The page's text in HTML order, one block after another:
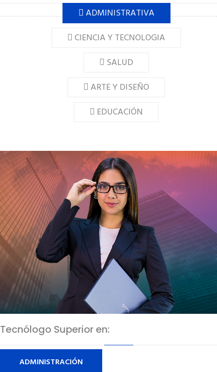
ADMINISTRATIVA
CIENCIA Y TECNOLOGIA
SALUD
ARTE Y DISEÑO
EDUCACIÓN
Tecnólogo Superior en:
ADMINISTRACIÓN